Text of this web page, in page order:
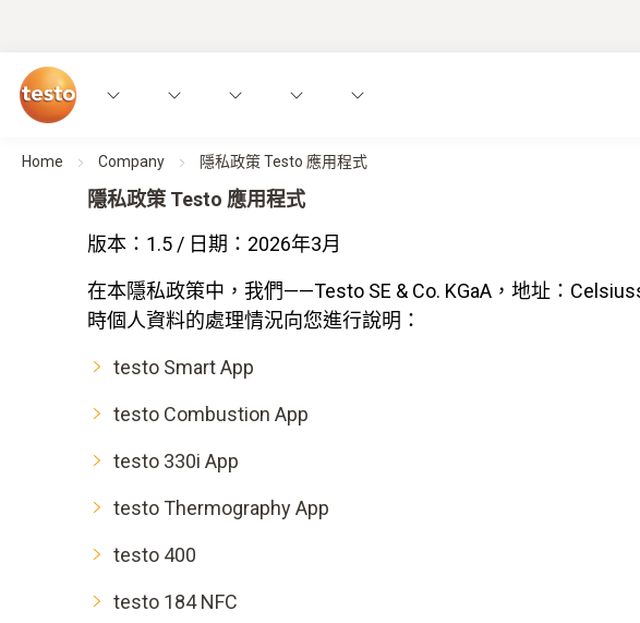
Home Company 隱私政策 Testo 應用程式
隱私政策 Testo 應用程式
版本：1.5 / 日期：2026年3月
在本隱私政策中，我們——Testo SE & Co. KGaA，地址：
時個人資料的處理情況向您進行說明：
testo Smart App
testo Combustion App
testo 330i App
testo Thermography App
testo 400
testo 184 NFC